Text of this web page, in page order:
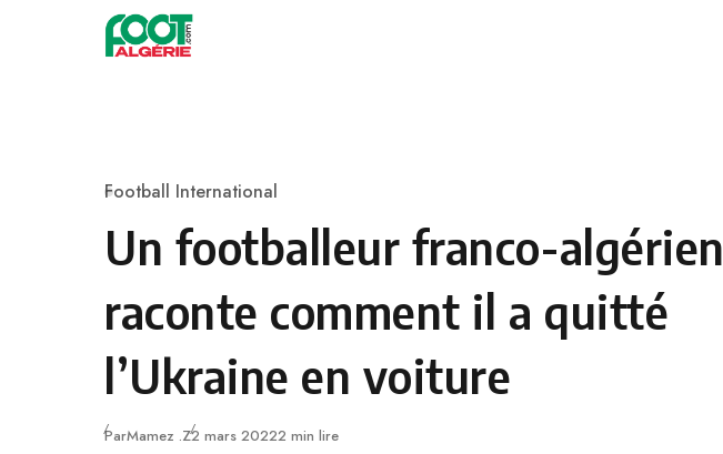
Skip to content
Category
Football International
Un footballeur franco-algérien
raconte comment il a quitté
l’Ukraine en voiture
ParMamez .ZPublié
2 mars 20222 min lire